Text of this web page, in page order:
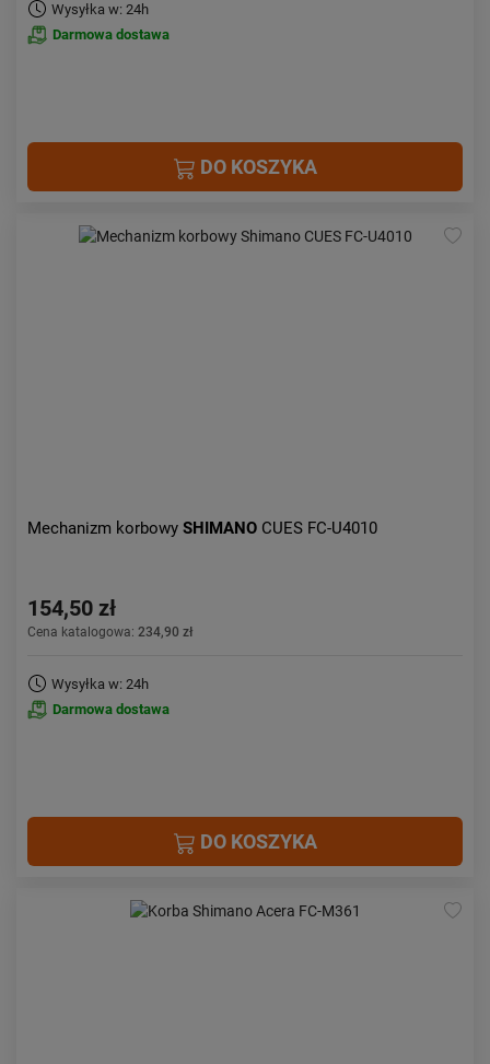
Wysyłka w: 24h
Darmowa dostawa
DO KOSZYKA
Mechanizm korbowy SHIMANO CUES FC-U4010
154,50 zł
Cena katalogowa: 234,90 zł
Wysyłka w: 24h
Darmowa dostawa
DO KOSZYKA